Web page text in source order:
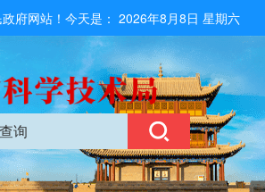
府网站！今天是：2026年8月8日 星期六